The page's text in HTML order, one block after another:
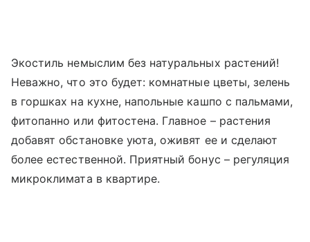
Экостиль немыслим без натуральных растений!
Неважно, что это будет: комнатные цветы, зелень
в горшках на кухне, напольные кашпо с пальмами,
фитопанно или фитостена. Главное – растения
добавят обстановке уюта, оживят ее и сделают
более естественной. Приятный бонус – регуляция
микроклимата в квартире.